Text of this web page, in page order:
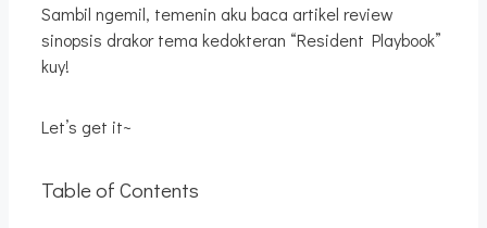
Sambil ngemil, temenin aku baca artikel review
sinopsis drakor tema kedokteran “Resident Playbook”
kuy!
Let’s get it~
Table of Contents